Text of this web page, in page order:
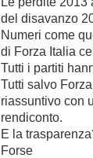
del disavanzo
Numeri come
di Forza Italia
Tutti i partiti
Tutti salvo
riassuntivo con
rendiconto.
E la
Forse